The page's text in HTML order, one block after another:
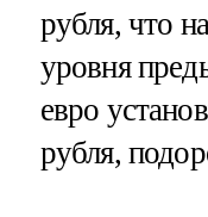
рубля, что
уровня
евро
рубля,